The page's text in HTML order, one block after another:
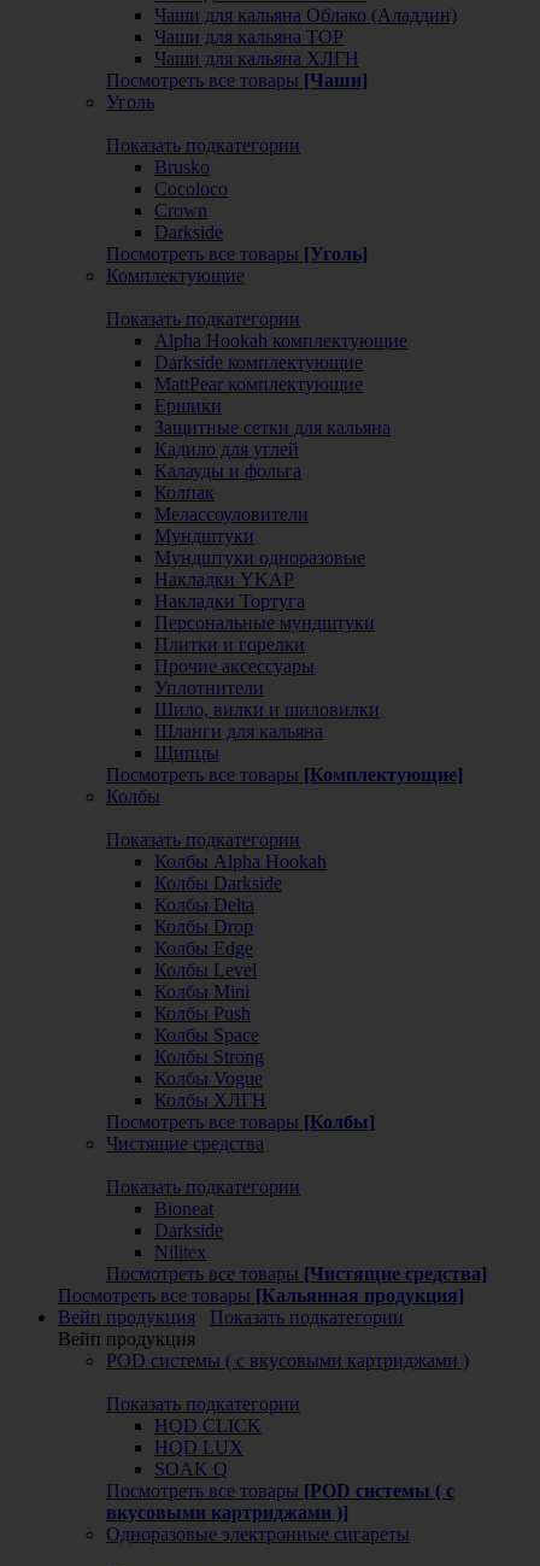
Чаши для кальяна Облако (Аладдин)
Чаши для кальяна ТОР
Чаши для кальяна ХЛГН
Посмотреть все товары [Чаши]
Уголь
Показать подкатегории
Brusko
Cocoloco
Crown
Darkside
Посмотреть все товары [Уголь]
Комплектующие
Показать подкатегории
Alpha Hookah комплектующие
Darkside комплектующие
MattPear комплектующие
Ершики
Защитные сетки для кальяна
Кадило для углей
Калауды и фольга
Колпак
Мелассоуловители
Мундштуки
Мундштуки одноразовые
Накладки YKAP
Накладки Тортуга
Персональные мундштуки
Плитки и горелки
Прочие аксессуары
Уплотнители
Шило, вилки и шиловилки
Шланги для кальяна
Щипцы
Посмотреть все товары [Комплектующие]
Колбы
Показать подкатегории
Колбы Alpha Hookah
Колбы Darkside
Колбы Delta
Колбы Drop
Колбы Edge
Колбы Level
Колбы Mini
Колбы Push
Колбы Space
Колбы Strong
Колбы Vogue
Колбы ХЛГН
Посмотреть все товары [Колбы]
Чистящие средства
Показать подкатегории
Bioneat
Darkside
Nilitex
Посмотреть все товары [Чистящие средства]
Посмотреть все товары [Кальянная продукция]
Вейп продукция
Показать подкатегории
Вейп продукция
POD системы ( с вкусовыми картриджами )
Показать подкатегории
HQD CLICK
HQD LUX
SOAK Q
Посмотреть все товары [POD системы ( с
вкусовыми картриджами )]
Одноразовые электронные сигареты